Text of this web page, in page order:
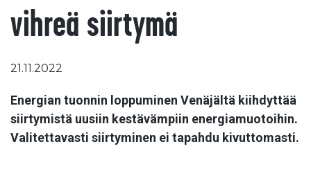
vihreä siirtymä
21.11.2022
Energian tuonnin loppuminen Venäjältä kiihdyttää
siirtymistä uusiin kestävämpiin energiamuotoihin.
Valitettavasti siirtyminen ei tapahdu kivuttomasti.